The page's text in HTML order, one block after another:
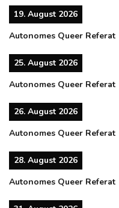
19. August 2026
Autonomes Queer Referat
25. August 2026
Autonomes Queer Referat
26. August 2026
Autonomes Queer Referat
28. August 2026
Autonomes Queer Referat